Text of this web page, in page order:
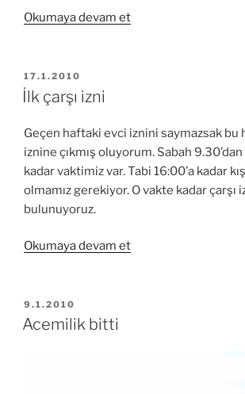
Okumaya devam et“Askerlik
YAYIM
TARIHI
17.1.2010
İlk çarşı izni
Geçen haftaki evci iznini saymazsak bu
iznine çıkmış oluyorum. Sabah
kadar vaktimiz var. Tabi 16:00’a kadar
olmamız gerekiyor. O vakte kadar çarşı
bulunuyoruz.
Okumaya devam et“İlk
YAYIM
TARIHI
9.1.2010
Acemilik bitti